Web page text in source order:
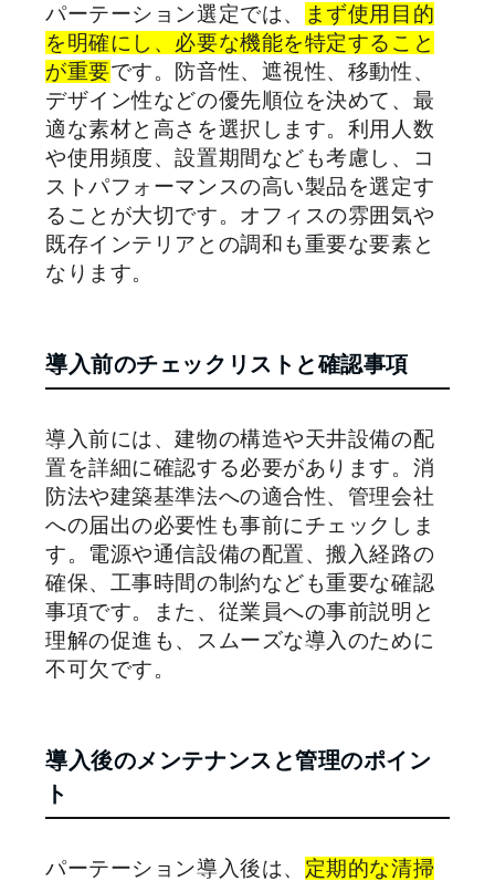
パーテーション選定では、
まず使用目的
を明確にし、必要な機能を特定すること
が重要です。防音性、遮視性、移動性、
デザイン性などの優先順位を決めて、最
適な素材と高さを選択します。利用人数
や使用頻度、設置期間なども考慮し、コ
ストパフォーマンスの高い製品を選定す
ることが大切です。オフィスの雰囲気や
既存インテリアとの調和も重要な要素と
なります。
導入前のチェックリストと確認事項
導入前には、建物の構造や天井設備の配
置を詳細に確認する必要があります。消
防法や建築基準法への適合性、管理会社
への届出の必要性も事前にチェックしま
す。電源や通信設備の配置、搬入経路の
確保、工事時間の制約なども重要な確認
事項です。また、従業員への事前説明と
理解の促進も、スムーズな導入のために
不可欠です。
導入後のメンテナンスと管理のポイン
ト
パーテーション導入後は、 定期的な清掃